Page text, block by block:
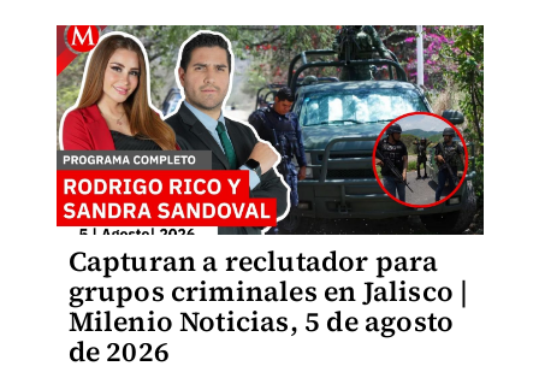
Capturan a reclutador para
grupos criminales en Jalisco |
Milenio Noticias, 5 de agosto
de 2026